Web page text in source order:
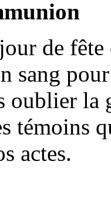
de
sang
oublier la
témoins
actes.